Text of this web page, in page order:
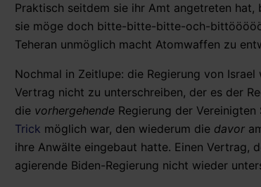
Praktisch seitdem sie ihr Amt angetreten
sie möge doch bitte-bitte-bitte-och-
Teheran unmöglich macht Atomwaffen zu
Nochmal in Zeitlupe: die Regierung von
Vertrag nicht zu unterschreiben, der es der
die vorhergehende Regierung der
Trick möglich war, den wiederum die davor
ihre Anwälte eingebaut hatte. Einen Vertrag,
agierende Biden-Regierung nicht wieder